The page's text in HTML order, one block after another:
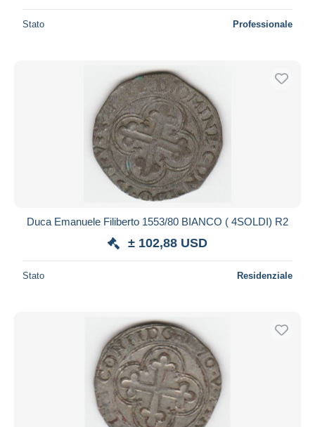
Stato Professionale
Duca Emanuele Filiberto 1553/80 BIANCO ( 4SOLDI) R2
± 102,88 USD
Stato Residenziale